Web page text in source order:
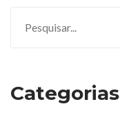
Categorias